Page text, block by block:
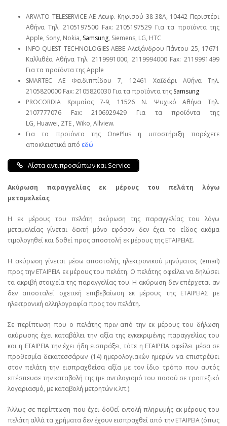
ARVATO TELESERVICE ΑΕ Λεωφ. Κηφισού 38-38Α, 10442 Περιστέρι
Αθήνα Τηλ. 2105197500 Fax: 2105197529 Για τα προϊόντα της
Apple, Sony, Nokia, Samsung, Siemens, LG, HTC
INFO QUEST TECHNOLOGIES ΑΕΒΕ Αλεξάνδρου Πάντου 25, 17671
Καλλιθέα Αθήνα Τηλ. 2119991000, 2119994000 Fax: 2119991499
Για τα προϊόντα της Apple
SMARTEC ΑΕ Φειδιππίδου 7, 12461 Χαϊδάρι Αθήνα Τηλ.
2105820000 Fax: 2105820030 Για τα προϊόντα της Samsung
PROCORDIA Κριμαίας 7-9, 11526 Ν. Ψυχικό Αθήνα Τηλ.
2107777076 Fax: 2106929429 Για τα προϊόντα της
LG, Huawei, ΖΤΕ , Wiko, Allview.
Για τα προϊόντα της OnePlus η υποστήριξη παρέχετε
αποκλειστικά από εδώ
Λίστα αντιπροσώπων και Service
Ακύρωση παραγγελίας εκ μέρους του πελάτη λόγω
μεταμελείας
Η εκ μέρους του πελάτη ακύρωση της παραγγελίας του λόγω
μεταμελείας γίνεται δεκτή μόνο εφόσον δεν έχει το είδος ακόμα
τιμολογηθεί και δοθεί προς αποστολή εκ μέρους της ΕΤΑΙΡΕΙΑΣ.
Η ακύρωση γίνεται μέσω αποστολής ηλεκτρονικού μηνύματος (email)
προς την ΕΤΑΙΡΕΙΑ εκ μέρους του πελάτη. Ο πελάτης οφείλει να δηλώσει
τα ακριβή στοιχεία της παραγγελίας του. Η ακύρωση δεν επέρχεται αν
δεν αποσταλεί σχετική επιβεβαίωση εκ μέρους της ΕΤΑΙΡΕΙΑΣ με
ηλεκτρονική αλληλογραφία προς τον πελάτη.
Σε περίπτωση που ο πελάτης πριν από την εκ μέρους του δήλωση
ακύρωσης έχει καταβάλει την αξία της εγκεκριμένης παραγγελίας του
και η ΕΤΑΙΡΕΙΑ την έχει ήδη εισπράξει, τότε η ΕΤΑΙΡΕΙΑ οφείλει μέσα σε
προθεσμία δεκατεσσάρων (14) ημερολογιακών ημερών να επιστρέψει
στον πελάτη την εισπραχθείσα αξία με τον ίδιο τρόπο που αυτός
επέσπευσε την καταβολή της (με αντιλογισμό του ποσού σε τραπεζικό
λογαριασμό, με καταβολή μετρητών κ.λπ.).
Άλλως σε περίπτωση που έχει δοθεί εντολή πληρωμής εκ μέρους του
πελάτη αλλά τα χρήματα δεν έχουν εισπραχθεί από την ΕΤΑΙΡΕΙΑ (όπως